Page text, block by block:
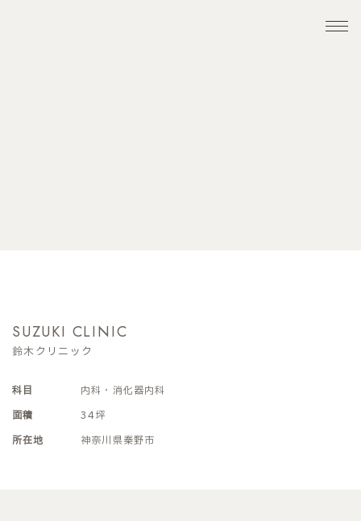
SUZUKI CLINIC
鈴木クリニック
科目
内科・消化器内科
面積
34坪
所在地
神奈川県秦野市